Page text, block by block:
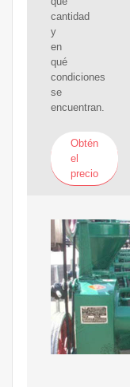
cantidad
y
en
qué
condiciones
se
encuentran.
Obtén
el
precio